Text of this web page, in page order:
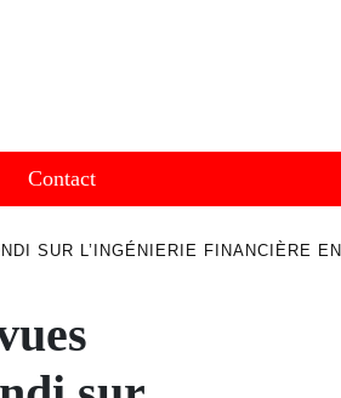
Contact
SUR L’INGÉNIERIE FINANCIÈRE EN